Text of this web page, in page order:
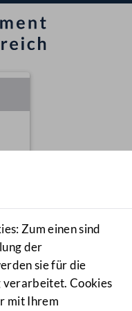
Zum einen sind
der
sie für die
verarbeitet. Cookies
mit Ihrem